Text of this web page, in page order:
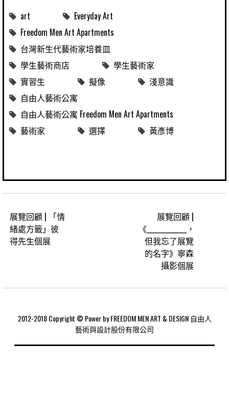
art
Everyday Art
Freedom Men Art Apartments
台灣新生代藝術家培養皿
學生藝術商店
學生藝術家
實習生
擬像
淺意識
自由人藝術公寓
自由人藝術公寓 Freedom Men Art Apartments
藝術家
選擇 黃彥博
展覽回顧 | 「情
緒處方籤」彼
得先生個展
展覽回顧 |
《_____________，
但我忘了展覽
的名字》寧森
攝影個展
2012-2018 Copyright © Power by FREEDOM MEN ART & DESIGN 自由人
藝術與設計股份有限公司